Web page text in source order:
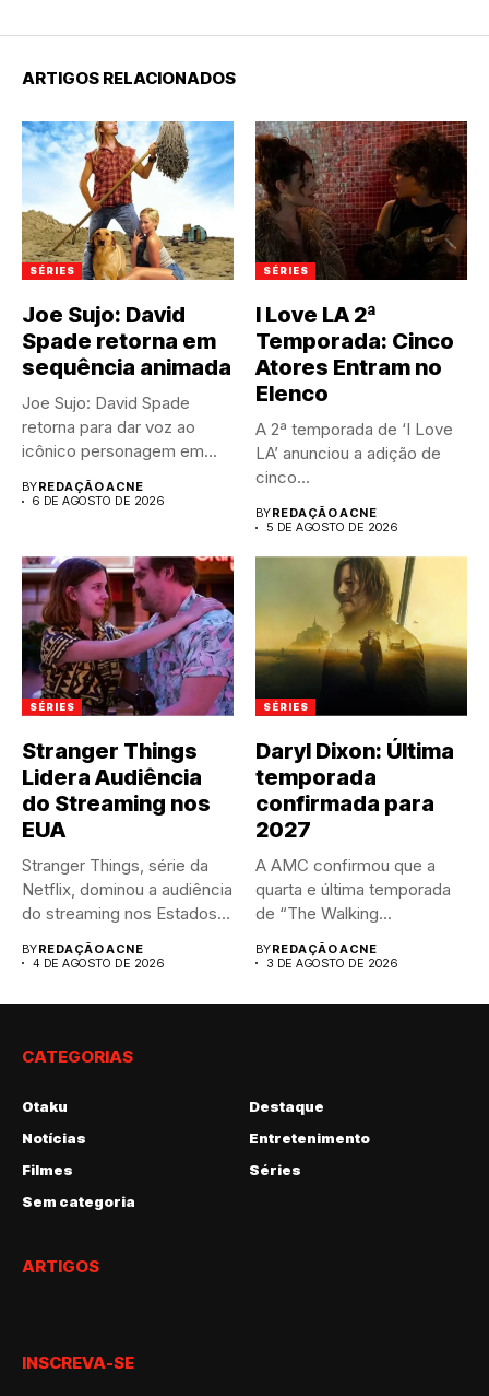
ARTIGOS RELACIONADOS
SÉRIES
Joe Sujo: David
Spade retorna em
sequência animada
Joe Sujo: David Spade
retorna para dar voz ao
icônico personagem em...
BYREDAÇÃO ACNE
6 DE AGOSTO DE 2026
SÉRIES
I Love LA 2ª
Temporada: Cinco
Atores Entram no
Elenco
A 2ª temporada de ‘I Love
LA’ anunciou a adição de
cinco...
BYREDAÇÃO ACNE
5 DE AGOSTO DE 2026
SÉRIES
Stranger Things
Lidera Audiência
do Streaming nos
EUA
Stranger Things, série da
Netflix, dominou a audiência
do streaming nos Estados...
BYREDAÇÃO ACNE
4 DE AGOSTO DE 2026
SÉRIES
Daryl Dixon: Última
temporada
confirmada para
2027
A AMC confirmou que a
quarta e última temporada
de “The Walking...
BYREDAÇÃO ACNE
3 DE AGOSTO DE 2026
CATEGORIAS
Otaku
Destaque
Notícias
Entretenimento
Filmes
Séries
Sem categoria
ARTIGOS
INSCREVA-SE